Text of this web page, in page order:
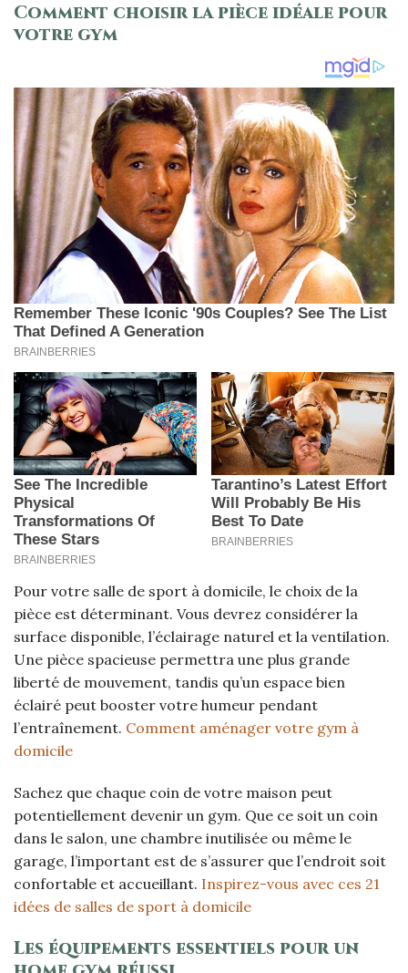
Comment choisir la pièce idéale pour
votre gym
Pour votre salle de sport à domicile, le choix de la
pièce est déterminant. Vous devrez considérer la
surface disponible, l’éclairage naturel et la ventilation.
Une pièce spacieuse permettra une plus grande
liberté de mouvement, tandis qu’un espace bien
éclairé peut booster votre humeur pendant
l’entraînement. Comment aménager votre gym à
domicile
Sachez que chaque coin de votre maison peut
potentiellement devenir un gym. Que ce soit un coin
dans le salon, une chambre inutilisée ou même le
garage, l’important est de s’assurer que l’endroit soit
confortable et accueillant. Inspirez-vous avec ces 21
idées de salles de sport à domicile
Les équipements essentiels pour un